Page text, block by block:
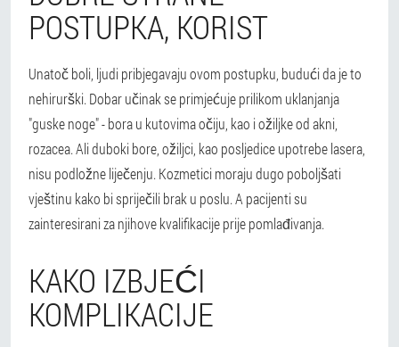
POSTUPKA, KORIST
Unatoč boli, ljudi pribjegavaju ovom postupku, budući da je to
nehirurški. Dobar učinak se primjećuje prilikom uklanjanja
"guske noge" - bora u kutovima očiju, kao i ožiljke od akni,
rozacea.Ali duboki bore, ožiljci, kao posljedice upotrebe lasera,
nisu podložne liječenju. Kozmetici moraju dugo poboljšati
vještinu kako bi spriječili brak u poslu. A pacijenti su
zainteresirani za njihove kvalifikacije prije pomlađivanja.
KAKO IZBJEĆI
KOMPLIKACIJE